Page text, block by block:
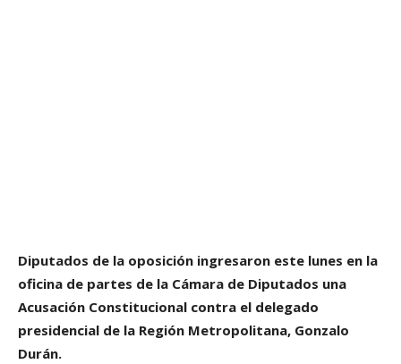
Diputados de la oposición ingresaron este lunes en la
oficina de partes de la Cámara de Diputados una
Acusación Constitucional contra el delegado
presidencial de la Región Metropolitana, Gonzalo
Durán.